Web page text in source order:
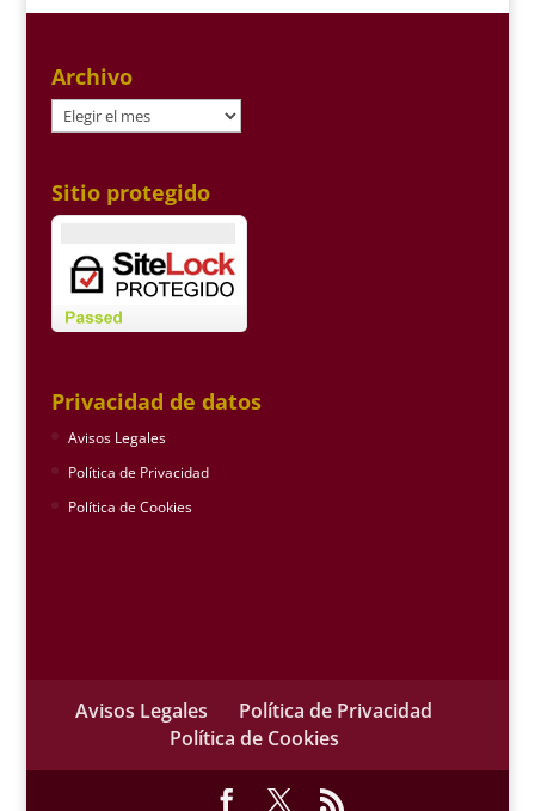
Archivo
Archivo
Sitio protegido
Privacidad de datos
Avisos Legales
Política de Privacidad
Política de Cookies
Avisos Legales
Política de Privacidad
Política de Cookies